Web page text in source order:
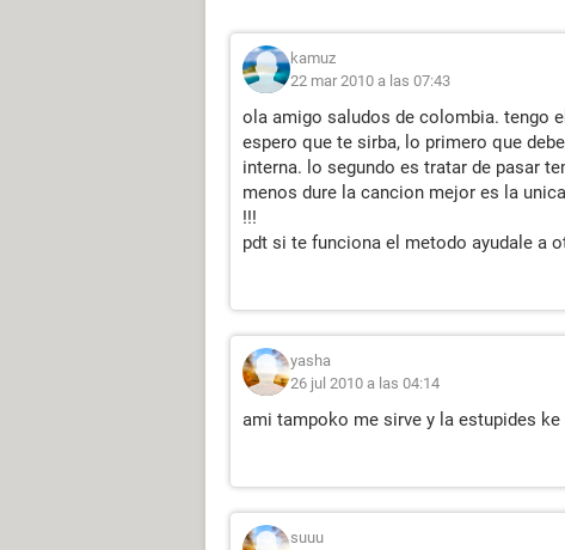
kamuz
22 mar 2010 a las 07:43
ola amigo saludos de colombia. tengo
espero que te sirba, lo primero que
interna. lo segundo es tratar de pasar
menos dure la cancion mejor es la
!!!
pdt si te funciona el metodo ayudale a
yasha
26 jul 2010 a las 04:14
ami tampoko me sirve y la estupides
suuu